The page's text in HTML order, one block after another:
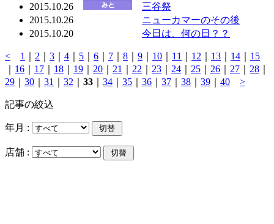
2015.10.26
三谷祭
2015.10.26
ニューカマーのその後
2015.10.20
今日は、何の日？？
< 1 2 3 4 5 6 7 8 9 10 11 12 13 14
15
16 17 18 19 20 21 22 23 24 25 26 27 28
29
30 31 32 33 34 35 36 37 38 39 40 >
記事の絞込
年月 :
店舗 :